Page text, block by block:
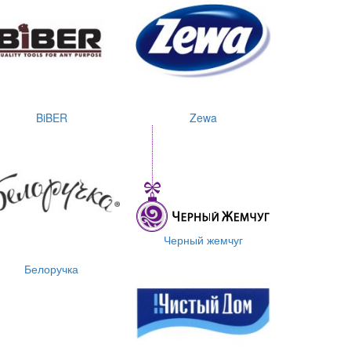
BiBER Zewa
Белоручка
Черный жемчуг